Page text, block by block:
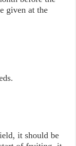
given at the
it should be